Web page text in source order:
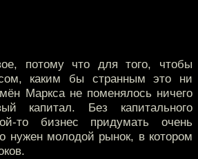
потому что для того, чтобы
каким бы странным это ни
Маркса не поменялось ничего
капитал. Без капитального
то бизнес придумать очень
нужен молодой рынок, в котором